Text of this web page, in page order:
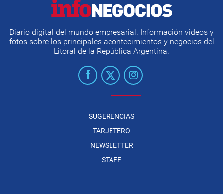
Diario digital del mundo empresarial. Información videos y
fotos sobre los principales acontecimientos y negocios del
Litoral de la República Argentina.
SUGERENCIAS
TARJETERO
NEWSLETTER
STAFF